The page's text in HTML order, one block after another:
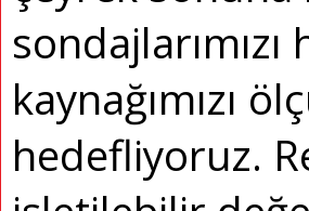
kaynağımızı
hedefliyoruz.